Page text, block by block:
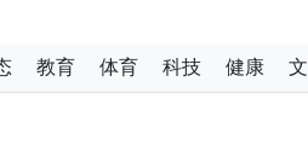
出贡献
式相适应的乡级军事指挥部
》的行动计划
教育 体育 科技 健康